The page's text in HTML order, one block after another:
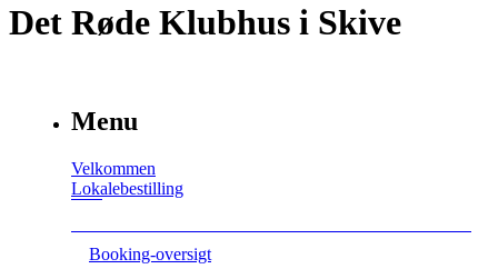
Det Røde Klubhus i Skive
Menu
Velkommen
Lokalebestilling
Booking-oversigt